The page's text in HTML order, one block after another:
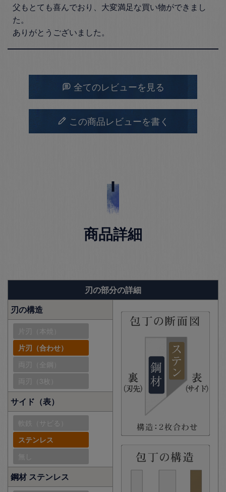
父もとても喜んでおり、大変満足な買い物ができまし
た。
ありがとうございました。
全てのレビューを見る
この商品レビューを書く
商品詳細
刃の部分の詳細
刃の構造
片刃（本焼）
片刃（合わせ）
両刃（全鋼）
両刃（3枚）
サイド（表）
軟鉄（サビる）
ステンレス
無し
鋼材 ステンレス